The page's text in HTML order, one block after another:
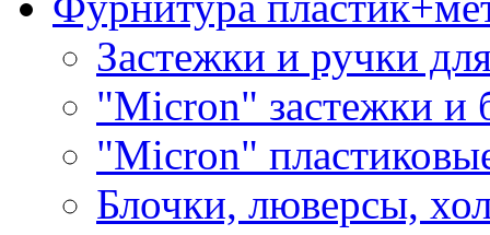
Застежки и ручки
"Micron" застежки и
"Micron"
Блочки, люверсы,